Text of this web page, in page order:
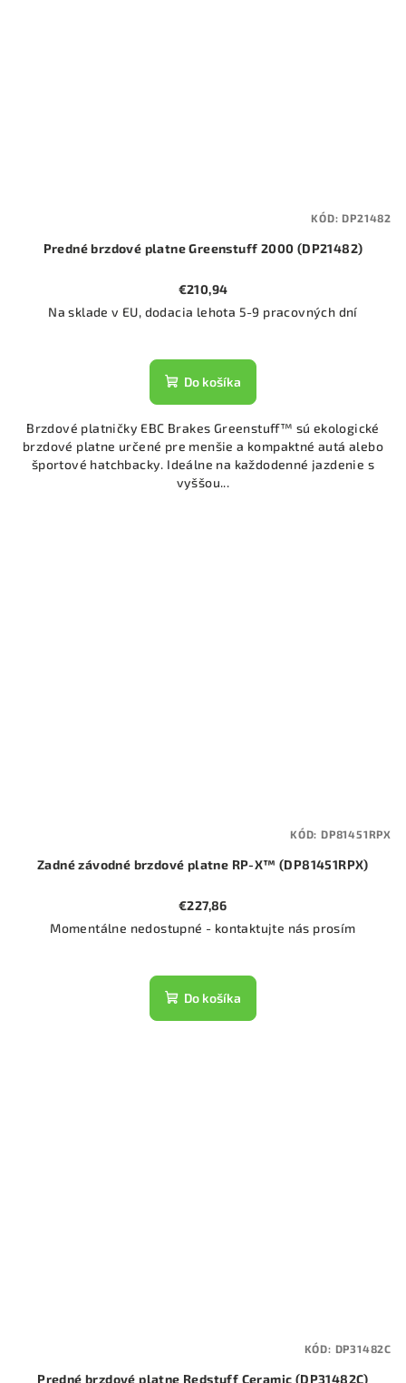
Predné brzdové platne Greenstuff 2000 (DP21482)
€210,94
Na sklade v EU, dodacia lehota 5-9 pracovných dní
Do košíka
Brzdové platničky EBC Brakes Greenstuff™ sú ekologické
brzdové platne určené pre menšie a kompaktné autá alebo
športové hatchbacky. Ideálne na každodenné jazdenie s
vyššou...
KÓD:DP21482
Zadné závodné brzdové platne RP-X™ (DP81451RPX)
€227,86
Momentálne nedostupné - kontaktujte nás prosím
Do košíka
KÓD: DP81451RPX
Predné brzdové platne Redstuff Ceramic (DP31482C)
KÓD: DP31482C